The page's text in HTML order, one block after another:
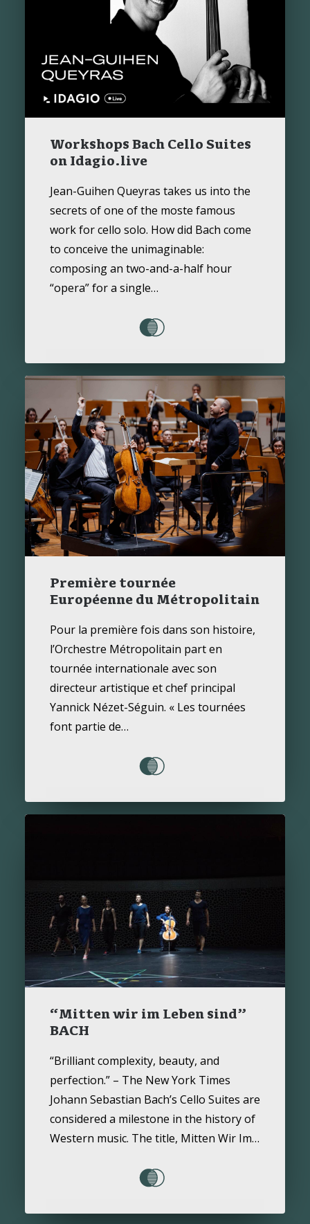
Workshops Bach Cello Suites
on Idagio.live
Jean-Guihen Queyras takes us into the
secrets of one of the moste famous
work for cello solo. How did Bach come
to conceive the unimaginable:
composing an two-and-a-half hour
“opera” for a single…
Première tournée
Européenne du Métropolitain
Pour la première fois dans son histoire,
l’Orchestre Métropolitain part en
tournée internationale avec son
directeur artistique et chef principal
Yannick Nézet-Séguin. « Les tournées
font partie de…
“Mitten wir im Leben sind”
BACH
“Brilliant complexity, beauty, and
perfection.” – The New York Times
Johann Sebastian Bach’s Cello Suites are
considered a milestone in the history of
Western music. The title, Mitten Wir Im…